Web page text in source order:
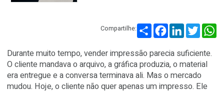
Compartilhar
Facebook
Compartilhe: